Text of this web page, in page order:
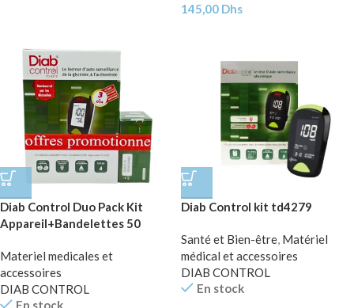
145,00 Dhs
Diab Control Duo Pack Kit
Appareil+Bandelettes 50
Materiel medicales et
accessoires
DIAB CONTROL
En stock
Diab Control kit td4279
Santé et Bien-être, Matériel
médical et accessoires
DIAB CONTROL
En stock